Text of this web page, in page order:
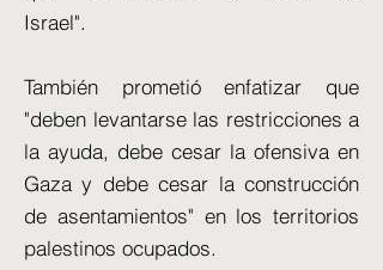
Israel".
También prometió enfatizar que
"deben levantarse las restricciones a
la ayuda, debe cesar la ofensiva en
Gaza y debe cesar la construcción
de asentamientos" en los territorios
palestinos ocupados.